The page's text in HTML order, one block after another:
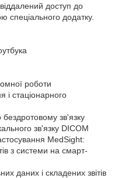
доступ до
спеціального додатку.
роботи
і стаціонарного
зв'язку
зв'язку DICOM
MedSight:
з системи на смарт-
даних і складених звітів